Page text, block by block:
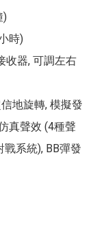
)
時)
收器, 可調左右
地旋轉, 模擬發
真聲效 (4種聲
系統), BB彈發